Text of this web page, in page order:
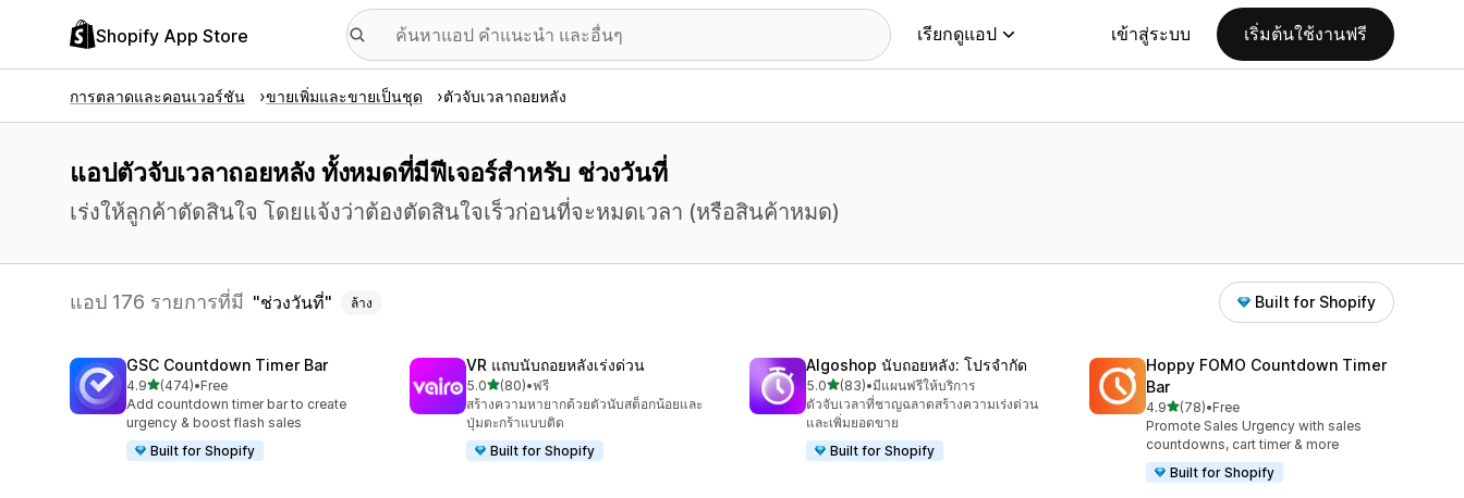
Shopify App Store เรียกดูแอป เข้าสู่ระบบ เริ่มต้นใช้งานฟรี
การตลาดและคอนเวอร์ชัน ขายเพิ่มและขายเป็นชุด ตัวจับเวลาถอยหลัง
แอปตัวจับเวลาถอยหลัง ทั้งหมดที่มีฟีเจอร์สำหรับ ช่วงวันที่
เร่งให้ลูกค้าตัดสินใจ โดยแจ้งว่าต้องตัดสินใจเร็วก่อนที่จะหมดเวลา (หรือสินค้าหมด)
แอป 176 รายการที่มี ช่วงวันที่ ล้าง Built for Shopify
GSC Countdown Timer Bar
4.9เต็ม 5 ดาว
(474)
ทั้งหมด 474 รีวิว
•Free
Add countdown timer bar to create
urgency & boost flash sales
Built for Shopify
VR แถบนับถอยหลังเร่งด่วน
5.0เต็ม 5 ดาว
(80)
ทั้งหมด 80 รีวิว
•ฟรี
สร้างความหายากด้วยตัวนับสต็อกน้อยและ
ปุ่มตะกร้าแบบติด
Built for Shopify
Algoshop นับถอยหลัง: โปรจำกัด
5.0เต็ม 5 ดาว
(83)
ทั้งหมด 83 รีวิว
•มีแผนฟรีให้บริการ
ตัวจับเวลาที่ชาญฉลาดสร้างความเร่งด่วน
และเพิ่มยอดขาย
Built for Shopify
Hoppy FOMO Countdown Timer
Bar
4.9เต็ม 5 ดาว
(78)
ทั้งหมด 78 รีวิว
•Free
Promote Sales Urgency with sales
countdowns, cart timer & more
Built for Shopify